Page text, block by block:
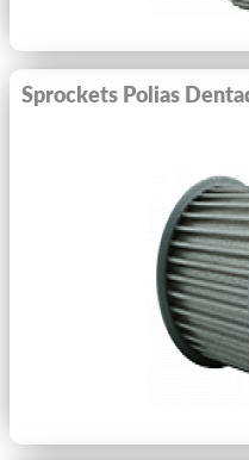
Sprockets Polias